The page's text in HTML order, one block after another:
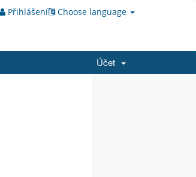
Choose language
Přihlášení
Účet